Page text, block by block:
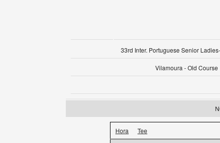
33rd Inter. Portuguese Senior
Vilamoura - Old Course
Hora Tee